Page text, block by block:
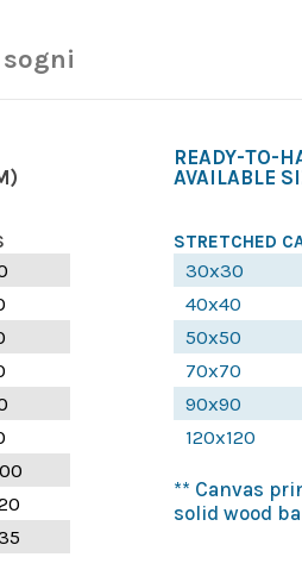
READY-TO-
AVAILABLE
STRETCHED
30x30
40x40
50x50
70x70
90x90
120x120
** Canvas
solid wood